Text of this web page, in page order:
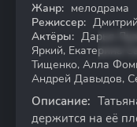
WEB-DL
Жанр: мелодрама
Режиссер:
Актёры: Дарья
Яркий, Екатерина
Тищенко, Алла
Андрей Давыдов,
Описание:
держится на её